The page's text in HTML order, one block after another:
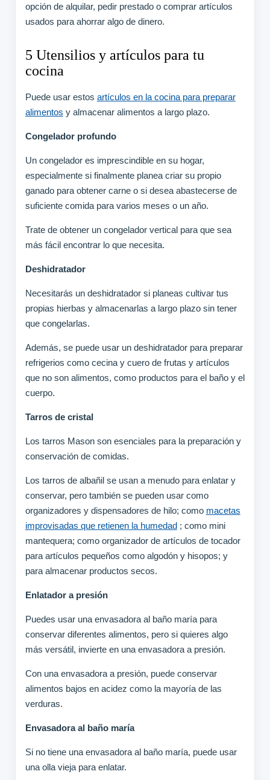
opción de alquilar, pedir prestado o comprar artículos
usados ​​para ahorrar algo de dinero.
5 Utensilios y artículos para tu
cocina
Puede usar estos artículos en la cocina para preparar
alimentos y almacenar alimentos a largo plazo.
Congelador profundo
Un congelador es imprescindible en su hogar,
especialmente si finalmente planea criar su propio
ganado para obtener carne o si desea abastecerse de
suficiente comida para varios meses o un año.
Trate de obtener un congelador vertical para que sea
más fácil encontrar lo que necesita.
Deshidratador
Necesitarás un deshidratador si planeas cultivar tus
propias hierbas y almacenarlas a largo plazo sin tener
que congelarlas.
Además, se puede usar un deshidratador para preparar
refrigerios como cecina y cuero de frutas y artículos
que no son alimentos, como productos para el baño y el
cuerpo.
Tarros de cristal
Los tarros Mason son esenciales para la preparación y
conservación de comidas.
Los tarros de albañil se usan a menudo para enlatar y
conservar, pero también se pueden usar como
organizadores y dispensadores de hilo; como macetas
improvisadas que retienen la humedad; como mini
mantequera; como organizador de artículos de tocador
para artículos pequeños como algodón y hisopos; y
para almacenar productos secos.
Enlatador a presión
Puedes usar una envasadora al baño maría para
conservar diferentes alimentos, pero si quieres algo
más versátil, invierte en una envasadora a presión.
Con una envasadora a presión, puede conservar
alimentos bajos en acidez como la mayoría de las
verduras.
Envasadora al baño maría
Si no tiene una envasadora al baño maría, puede usar
una olla vieja para enlatar.